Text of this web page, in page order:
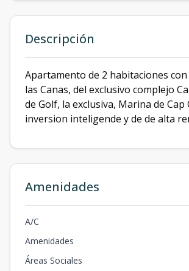
Descripción
Apartamento de 2 habitaciones
las Canas, del exclusivo complejo
de Golf, la exclusiva, Marina de
inversion inteligende y de de alta
Amenidades
A/C
Amenidades
Áreas Sociales